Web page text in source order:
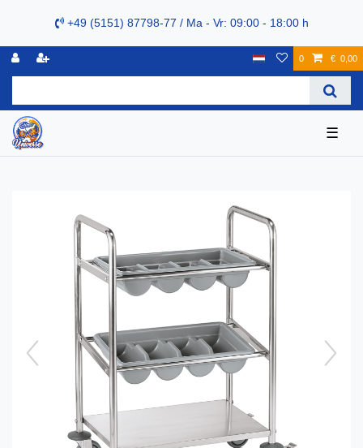
+49 (5151) 87798-77 / Ma - Vr: 09:00 - 18:00 h
0 € 0,00
☰